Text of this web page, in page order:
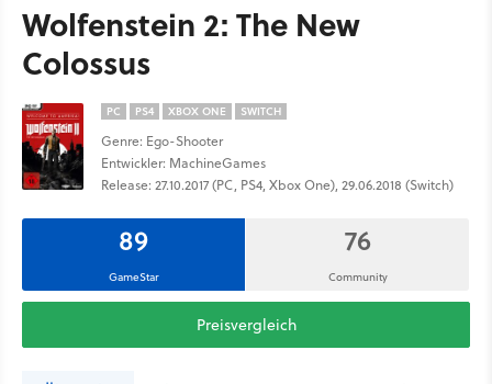
Wolfenstein 2: The New
Colossus
PC PS4 XBOX ONE SWITCH
Genre: Ego-Shooter
Entwickler: MachineGames
Release: 27.10.2017 (PC, PS4, Xbox One), 29.06.2018 (Switch)
89
GameStar
76
Community
Preisvergleich